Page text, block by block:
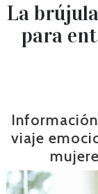
La
para
viaje